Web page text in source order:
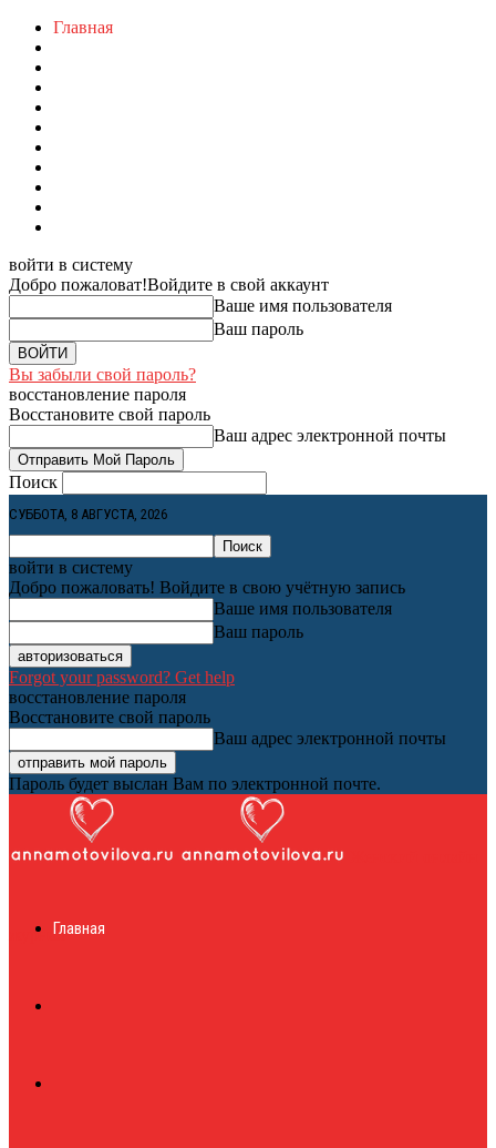
Главная
войти в систему
Добро пожаловат!Войдите в свой аккаунт
Ваше имя пользователя
Ваш пароль
Вы забыли свой пароль?
восстановление пароля
Восстановите свой пароль
Ваш адрес электронной почты
Поиск
СУББОТА, 8 АВГУСТА, 2026
войти в систему
Добро пожаловать! Войдите в свою учётную запись
Ваше имя пользователя
Ваш пароль
Forgot your password? Get help
восстановление пароля
Восстановите свой пароль
Ваш адрес электронной почты
Пароль будет выслан Вам по электронной почте.
журналГлавная